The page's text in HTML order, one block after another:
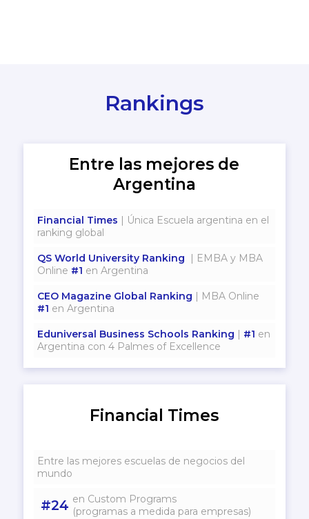
Rankings
Entre las mejores de
Argentina
Financial Times | Única Escuela argentina en el
ranking global
QS World University Ranking
| EMBA y MBA
Online #1 en Argentina
CEO Magazine Global Ranking | MBA Online
#1 en Argentina
Eduniversal Business Schools Ranking | #1 en
Argentina con 4 Palmes of Excellence
Financial Times
Entre las mejores escuelas de negocios del
mundo
#24 en Custom Programs
(programas a medida para empresas)